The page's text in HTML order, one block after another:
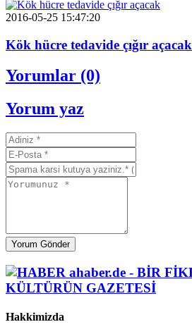
2016-05-25 15:47:20
Kök hücre tedavide çığır açacak
Yorumlar (0)
Yorum yaz
Yorum Gönder
Hakkimizda